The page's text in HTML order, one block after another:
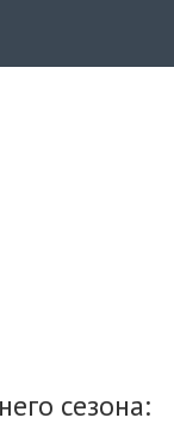
сезона: